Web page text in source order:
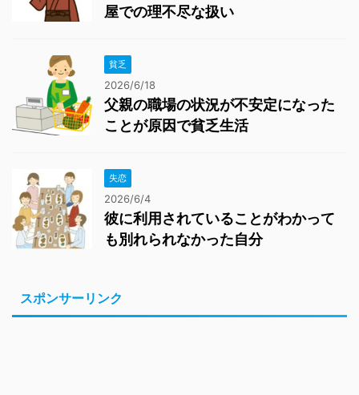
屋での理不尽な扱い
貧乏
2026/6/18
父親の職場の状況が不安定になった
ことが原因で貧乏生活
失恋
2026/6/4
彼に利用されていることがわかって
も別れられなかった自分
スポンサーリンク